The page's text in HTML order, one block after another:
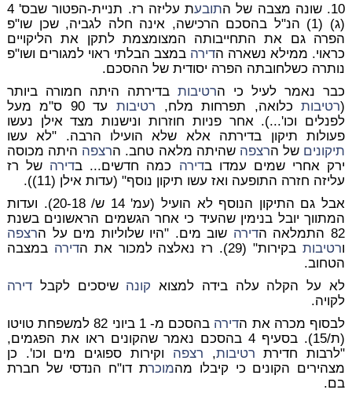
10. שונה מצבה של ה
תובע
ת עליזה רז. תניית-הפטור שבס' 4
(ג) (1) הנ"ל בהסכם הרכישה, אינה חלה לגביה, שכן שו"פ
הפרה גם את התחייבותה המצומצמת לתקן את הליקויים
כראוי. ממילא נשארה הדירה במצב הבלתי ראוי למגורים ושו"פ
נותרה כשלחובתה הפרה יסודית של ההסכם.
כבר נאמר לעיל כי הרטיבות בדירתה היתה חמורה ביותר
(רטיבותכלואה, תפרחות מלח, רטיבות
עד 90 ס"מ מעל
לפנלים וכו'...). אחר פניות חוזרות ונישנות מצד אילן נעשו
פעולות תיקון בדירתה אלא שלא הועילו הרבה. "לא עשו
תיקונים של הרצפה שהיתה מלאה טחב. הרצפה היתה מכוסה
ירק אחרי שמים עמדו בדירה כמה חדשים... בדירה של רז
עליזה חזרה התופעה ואז עשו תיקון נוסף" (עדות אילן (11)).
אבל גם התיקון הנוסף לא הועיל (עמ' 14 ש/ 20-18). ועדות
המתווך יובל בנימין שהעיד כי אחר הגשמים הראשונים בשנת
82 התמלאה ה
דירה שוב מים. "היו שלוליות מים על הרצפה
ורטיבותבקירות" (29). רז נאלצה למכור את ה דירה במצבה
הטחוב.
לא על הקלה עלה בידה למצוא קונה שיסכים לקבלדירה
לקויה.
לבסוף מכרה את הדירה
בהסכם מ- 1 ביוני 82 למשפחת טויטו
(ת/15). בסעיף 4 בהסכם נאמר שהקונים ראו את הפגמים,
"לרבות חדירת רטיבות, רצפה וקירות ספוגים מים וכו'. כן
מצהירים הקונים כי קיבלו מהמוכרת דו"ח הנדסי של חברת
בם.